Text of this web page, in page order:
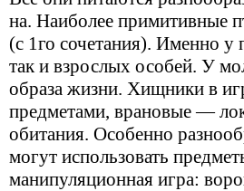
на. Наиболее примитивные
(с 1го сочетания). Именно у
так и взрослых особей. У
образа жизни. Хищники в
предметами, врановые —
обитания. Особенно
могут использовать
манипуляционная игра: